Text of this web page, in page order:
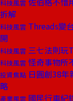
科技風雲
拆解
科技風雲 Threads變
開
科技風雲 三七法則玩
科技風雲 怪奇事物所
投資焦點 日圓創38
略
產業風雲 國民行車紀